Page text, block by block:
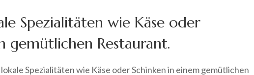
Spezialitäten wie Käse oder
gemütlichen Restaurant.
Spezialitäten wie Käse oder Schinken in einem gemütlichen